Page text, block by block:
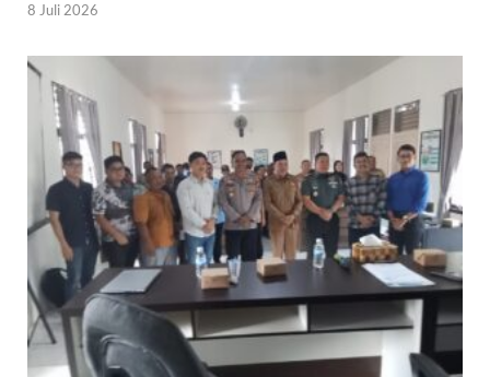
8 Juli 2026